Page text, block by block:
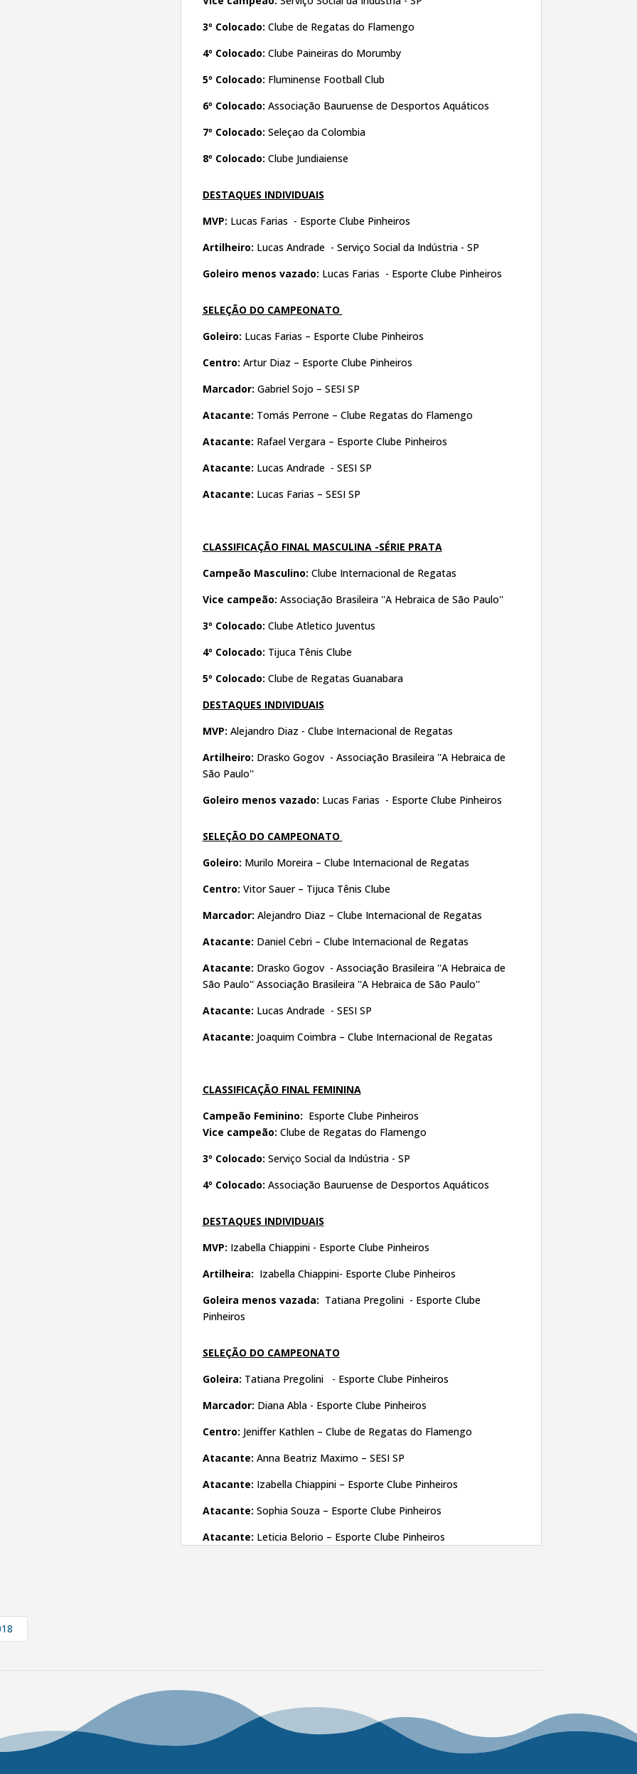
3º Colocado: Clube de Regatas do Flamengo
4º Colocado: Clube Paineiras do Morumby
5º Colocado: Fluminense Football Club
6º Colocado: Associação Bauruense de Desportos Aquáticos
7º Colocado: Seleçao da Colombia
8º Colocado: Clube Jundiaiense
DESTAQUES INDIVIDUAIS
MVP: Lucas Farias - Esporte Clube Pinheiros
Artilheiro: Lucas Andrade - Serviço Social da Indústria - SP
Goleiro menos vazado: Lucas Farias - Esporte Clube Pinheiros
SELEÇÃO DO CAMPEONATO
Goleiro: Lucas Farias – Esporte Clube Pinheiros
Centro: Artur Diaz – Esporte Clube Pinheiros
Marcador: Gabriel Sojo – SESI SP
Atacante: Tomás Perrone – Clube Regatas do Flamengo
Atacante: Rafael Vergara – Esporte Clube Pinheiros
Atacante: Lucas Andrade - SESI SP
Atacante: Lucas Farias – SESI SP
CLASSIFICAÇÃO FINAL MASCULINA -SÉRIE PRATA
Campeão Masculino: Clube Internacional de Regatas
Vice campeão: Associação Brasileira ''A Hebraica de São Paulo''
3º Colocado: Clube Atletico Juventus
4º Colocado: Tijuca Tênis Clube
5º Colocado: Clube de Regatas Guanabara
DESTAQUES INDIVIDUAIS
MVP: Alejandro Diaz - Clube Internacional de Regatas
Artilheiro: Drasko Gogov - Associação Brasileira ''A Hebraica de
São Paulo''
Goleiro menos vazado: Lucas Farias - Esporte Clube Pinheiros
SELEÇÃO DO CAMPEONATO
Goleiro: Murilo Moreira – Clube Internacional de Regatas
Centro: Vitor Sauer – Tijuca Tênis Clube
Marcador: Alejandro Diaz – Clube Internacional de Regatas
Atacante: Daniel Cebri – Clube Internacional de Regatas
Atacante: Drasko Gogov - Associação Brasileira ''A Hebraica de
São Paulo'' Associação Brasileira ''A Hebraica de São Paulo''
Atacante: Lucas Andrade - SESI SP
Atacante: Joaquim Coimbra – Clube Internacional de Regatas
CLASSIFICAÇÃO FINAL FEMININA
Campeão Feminino: Esporte Clube Pinheiros
Vice campeão: Clube de Regatas do Flamengo
3º Colocado: Serviço Social da Indústria - SP
4º Colocado: Associação Bauruense de Desportos Aquáticos
DESTAQUES INDIVIDUAIS
MVP: Izabella Chiappini - Esporte Clube Pinheiros
Artilheira: Izabella Chiappini- Esporte Clube Pinheiros
Goleira menos vazada: Tatiana Pregolini - Esporte Clube
Pinheiros
SELEÇÃO DO CAMPEONATO
Goleira: Tatiana Pregolini - Esporte Clube Pinheiros
Marcador: Diana Abla - Esporte Clube Pinheiros
Centro: Jeniffer Kathlen – Clube de Regatas do Flamengo
Atacante: Anna Beatriz Maximo – SESI SP
Atacante: Izabella Chiappini – Esporte Clube Pinheiros
Atacante: Sophia Souza – Esporte Clube Pinheiros
Atacante: Leticia Belorio – Esporte Clube Pinheiros